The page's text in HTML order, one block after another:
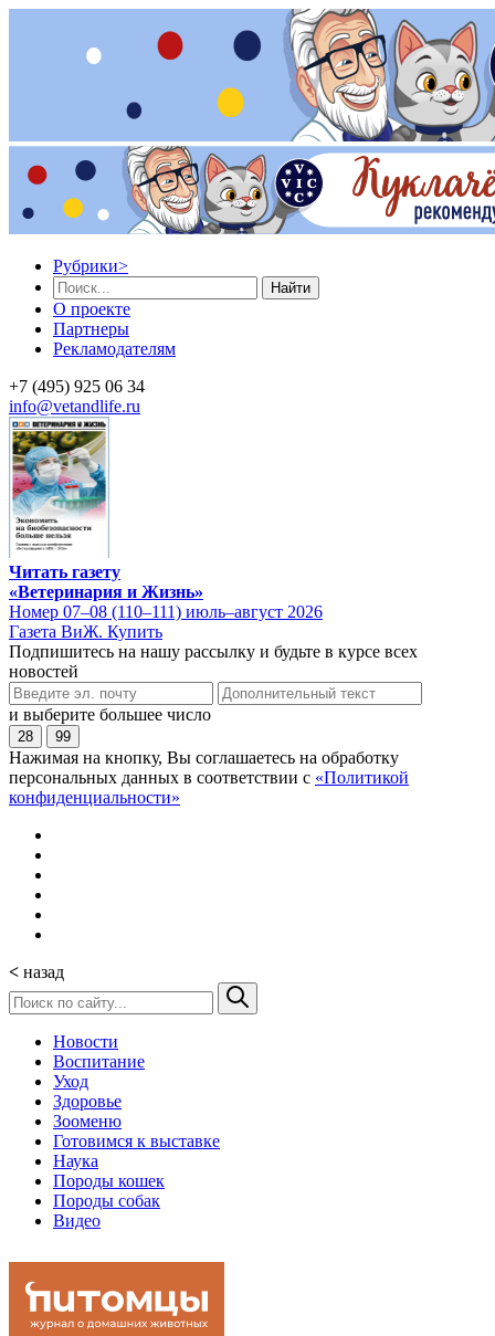
Рубрики>
Найти
О проекте
Партнеры
Рекламодателям
+7 (495) 925 06 34
info@vetandlife.ru
Читать газету
«Ветеринария и Жизнь»
Номер 07–08 (110–111) июль–август 2026
Газета ВиЖ. Купить
Подпишитесь на нашу рассылку и будьте в курсе всех
новостей
и выберите большее число
28 99
Нажимая на кнопку, Вы соглашаетесь на обработку
персональных данных в соответствии с «Политикой
конфиденциальности»
< назад
Новости
Воспитание
Уход
Здоровье
Зооменю
Готовимся к выставке
Наука
Породы кошек
Породы собак
Видео